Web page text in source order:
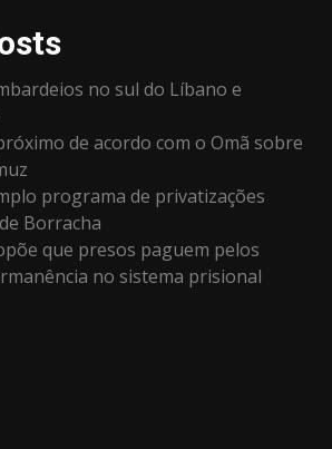
no sul do Líbano e
de acordo com o Omã sobre
programa de privatizações
Borracha
que presos paguem pelos
no sistema prisional